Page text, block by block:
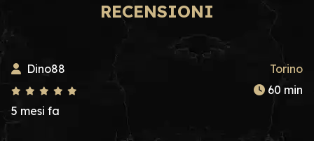
RECENSIONI
Dino88
5 mesi fa
Torino
60 min